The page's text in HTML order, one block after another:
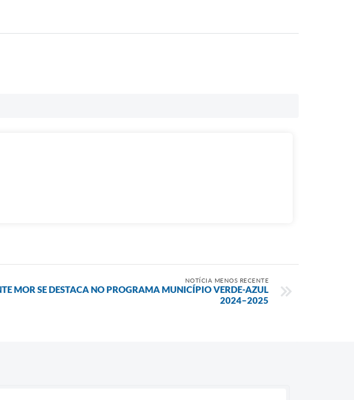
NOTÍCIA MENOS RECENTE
MOR SE DESTACA NO PROGRAMA MUNICÍPIO VERDE-AZUL
2024–2025